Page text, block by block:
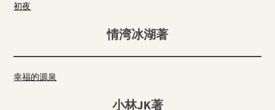
初夜
情湾冰湖著
幸福的源泉
小林JK著